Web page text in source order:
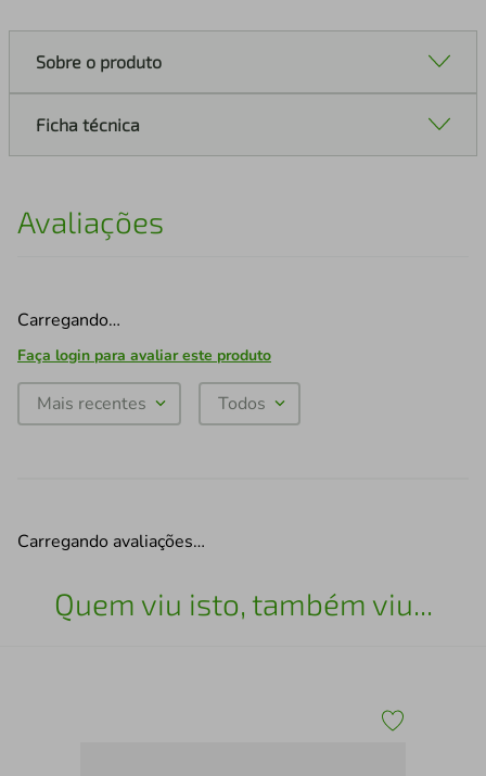
Sobre o produto
Ficha técnica
Avaliações
Carregando…
Faça login para avaliar este produto
Mais recentes Todos
Carregando avaliações…
Quem viu isto, também viu...